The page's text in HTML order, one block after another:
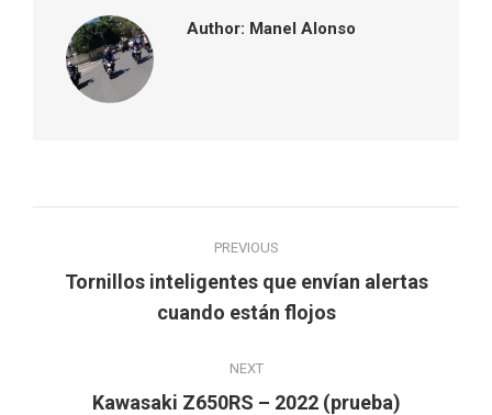
Author: Manel Alonso
navigation
PREVIOUS
Previous
post:
Tornillos inteligentes que envían alertas
cuando están flojos
NEXT
Next
Kawasaki Z650RS – 2022 (prueba)